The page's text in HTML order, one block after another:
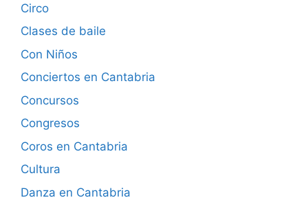
Circo
Clases de baile
Con Niños
Conciertos en Cantabria
Concursos
Congresos
Coros en Cantabria
Cultura
Danza en Cantabria